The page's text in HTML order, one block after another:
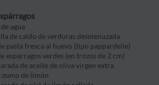
agua
de caldo de verduras desmenuzada
pasta fresca al huevo (tipo pappardelle)
espárragos verdes (en trozos de 2 cm)
de aceite de oliva virgen extra
zumo de limón